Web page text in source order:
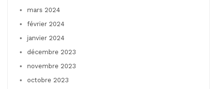
mars 2024
février 2024
janvier 2024
décembre 2023
novembre 2023
octobre 2023